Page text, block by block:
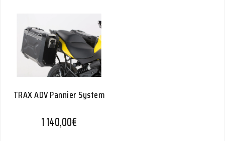
TRAX ADV Pannier System
1 140,00€